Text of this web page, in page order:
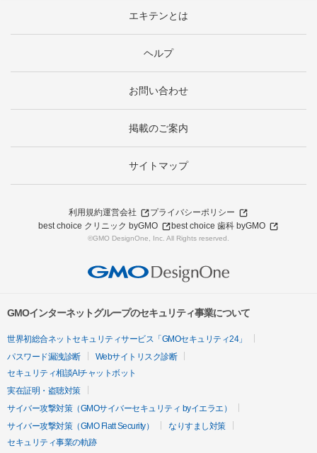
エキテンとは
ヘルプ
お問い合わせ
掲載のご案内
サイトマップ
利用規約運営会社
プライバシーポリシー
best choice クリニック byGMO
best choice 歯科 byGMO
©GMO DesignOne, Inc. All Rights reserved.
GMOインターネットグループのセキュリティ事業について
世界初総合ネットセキュリティサービス「GMOセキュリティ24」
パスワード漏洩診断
Webサイトリスク診断
セキュリティ相談AIチャットボット
実在証明・盗聴対策
サイバー攻撃対策（GMOサイバーセキュリティ byイエラエ）
サイバー攻撃対策（GMO Flatt Security）
なりすまし対策
セキュリティ事業の軌跡